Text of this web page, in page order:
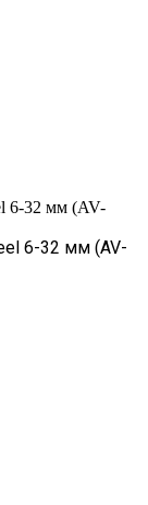
6-32 мм (AV-
6-32 мм (AV-